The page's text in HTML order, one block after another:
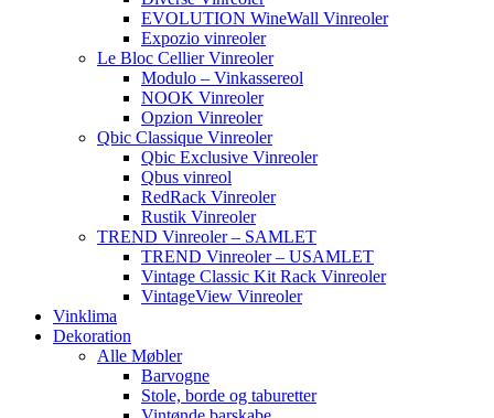
EVOLUTION WineWall Vinreoler
Expozio vinreoler
Le Bloc Cellier Vinreoler
Modulo – Vinkassereol
NOOK Vinreoler
Opzion Vinreoler
Qbic Classique Vinreoler
Qbic Exclusive Vinreoler
Qbus vinreol
RedRack Vinreoler
Rustik Vinreoler
TREND Vinreoler – SAMLET
TREND Vinreoler – USAMLET
Vintage Classic Kit Rack Vinreoler
VintageView Vinreoler
Vinklima
Dekoration
Alle Møbler
Barvogne
Stole, borde og taburetter